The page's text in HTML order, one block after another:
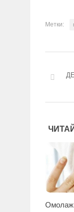
Метки: